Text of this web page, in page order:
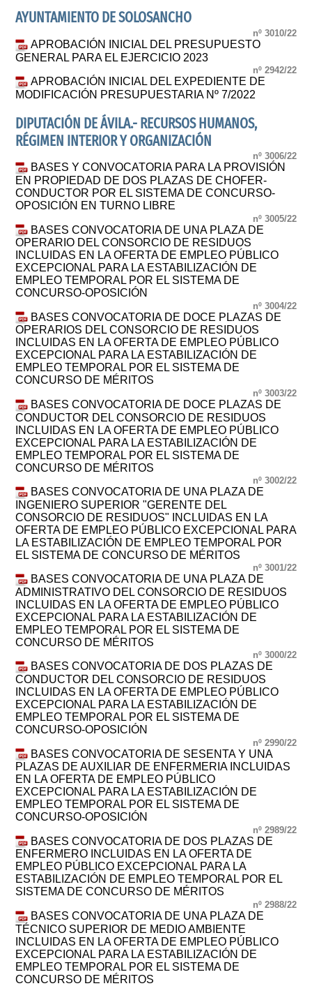
AYUNTAMIENTO DE SOLOSANCHO
nº 3010/22
APROBACIÓN INICIAL DEL PRESUPUESTO
GENERAL PARA EL EJERCICIO 2023
nº 2942/22
APROBACIÓN INICIAL DEL EXPEDIENTE DE
MODIFICACIÓN PRESUPUESTARIA Nº 7/2022
DIPUTACIÓN DE ÁVILA.- RECURSOS HUMANOS,
RÉGIMEN INTERIOR Y ORGANIZACIÓN
nº 3006/22
BASES Y CONVOCATORIA PARA LA PROVISIÓN
EN PROPIEDAD DE DOS PLAZAS DE CHOFER-
CONDUCTOR POR EL SISTEMA DE CONCURSO-
OPOSICIÓN EN TURNO LIBRE
nº 3005/22
BASES CONVOCATORIA DE UNA PLAZA DE
OPERARIO DEL CONSORCIO DE RESIDUOS
INCLUIDAS EN LA OFERTA DE EMPLEO PÚBLICO
EXCEPCIONAL PARA LA ESTABILIZACIÓN DE
EMPLEO TEMPORAL POR EL SISTEMA DE
CONCURSO-OPOSICIÓN
nº 3004/22
BASES CONVOCATORIA DE DOCE PLAZAS DE
OPERARIOS DEL CONSORCIO DE RESIDUOS
INCLUIDAS EN LA OFERTA DE EMPLEO PÚBLICO
EXCEPCIONAL PARA LA ESTABILIZACIÓN DE
EMPLEO TEMPORAL POR EL SISTEMA DE
CONCURSO DE MÉRITOS
nº 3003/22
BASES CONVOCATORIA DE DOCE PLAZAS DE
CONDUCTOR DEL CONSORCIO DE RESIDUOS
INCLUIDAS EN LA OFERTA DE EMPLEO PÚBLICO
EXCEPCIONAL PARA LA ESTABILIZACIÓN DE
EMPLEO TEMPORAL POR EL SISTEMA DE
CONCURSO DE MÉRITOS
nº 3002/22
BASES CONVOCATORIA DE UNA PLAZA DE
INGENIERO SUPERIOR "GERENTE DEL
CONSORCIO DE RESIDUOS" INCLUIDAS EN LA
OFERTA DE EMPLEO PÚBLICO EXCEPCIONAL PARA
LA ESTABILIZACIÓN DE EMPLEO TEMPORAL POR
EL SISTEMA DE CONCURSO DE MÉRITOS
nº 3001/22
BASES CONVOCATORIA DE UNA PLAZA DE
ADMINISTRATIVO DEL CONSORCIO DE RESIDUOS
INCLUIDAS EN LA OFERTA DE EMPLEO PÚBLICO
EXCEPCIONAL PARA LA ESTABILIZACIÓN DE
EMPLEO TEMPORAL POR EL SISTEMA DE
CONCURSO DE MÉRITOS
nº 3000/22
BASES CONVOCATORIA DE DOS PLAZAS DE
CONDUCTOR DEL CONSORCIO DE RESIDUOS
INCLUIDAS EN LA OFERTA DE EMPLEO PÚBLICO
EXCEPCIONAL PARA LA ESTABILIZACIÓN DE
EMPLEO TEMPORAL POR EL SISTEMA DE
CONCURSO-OPOSICIÓN
nº 2990/22
BASES CONVOCATORIA DE SESENTA Y UNA
PLAZAS DE AUXILIAR DE ENFERMERIA INCLUIDAS
EN LA OFERTA DE EMPLEO PÚBLICO
EXCEPCIONAL PARA LA ESTABILIZACIÓN DE
EMPLEO TEMPORAL POR EL SISTEMA DE
CONCURSO-OPOSICIÓN
nº 2989/22
BASES CONVOCATORIA DE DOS PLAZAS DE
ENFERMERO INCLUIDAS EN LA OFERTA DE
EMPLEO PÚBLICO EXCEPCIONAL PARA LA
ESTABILIZACIÓN DE EMPLEO TEMPORAL POR EL
SISTEMA DE CONCURSO DE MÉRITOS
nº 2988/22
BASES CONVOCATORIA DE UNA PLAZA DE
TÉCNICO SUPERIOR DE MEDIO AMBIENTE
INCLUIDAS EN LA OFERTA DE EMPLEO PÚBLICO
EXCEPCIONAL PARA LA ESTABILIZACIÓN DE
EMPLEO TEMPORAL POR EL SISTEMA DE
CONCURSO DE MÉRITOS